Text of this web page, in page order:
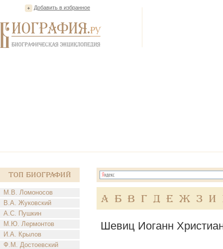
Добавить в избранное
Топ Биографий
М.В. Ломоносов
В.А. Жуковский
А.С. Пушкин
М.Ю. Лермонтов
И.А. Крылов
Ф.М. Достоевский
А Б В Г Д Е Ж З И
Шевиц Иоганн